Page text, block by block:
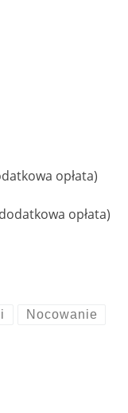
opłata)
opłata)
Nocowanie